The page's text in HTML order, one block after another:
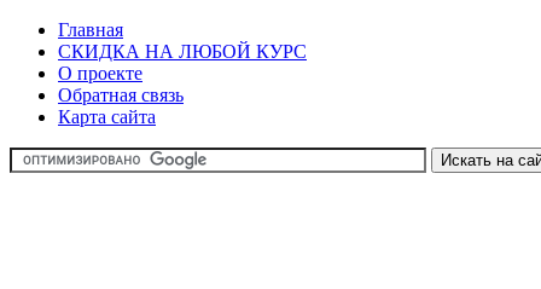
Главная
СКИДКА НА ЛЮБОЙ КУРС
О проекте
Обратная связь
Карта сайта